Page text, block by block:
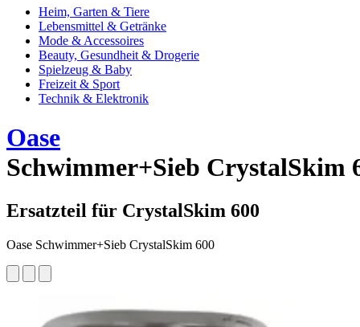
Heim, Garten & Tiere
Lebensmittel & Getränke
Mode & Accessoires
Beauty, Gesundheit & Drogerie
Spielzeug & Baby
Freizeit & Sport
Technik & Elektronik
Oase
Schwimmer+Sieb CrystalSkim
Ersatzteil für CrystalSkim 600
Oase Schwimmer+Sieb CrystalSkim 600